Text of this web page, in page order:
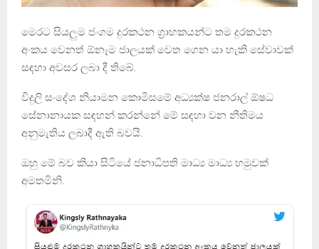
මෙරට සියලුම ජංගම දුරකථන ග‍්‍රාහකයන්ට තම දුරකථන
අංකය වෙනත් ඕනෑම ජාලයක් වෙත ගෙන යා හැකි සේවාවක්
සඳහා අවසර ලබා දී තිබේ.
විදුලි සංදේශ නියාමන කොමිසමේ අධ්‍යක්ෂ ජනරාල් ඕෂධ
සේනානායක සඳහන් කරන්නේ මේ සඳහා වන නීතිමය
අනුමැතිය ලබාදී ඇති බවයි.
ඔහු මේ බව කියා සිටියේ ජනාධිපති මාධ්‍ය මාධ්‍ය හමුවක්
අමතමිනි.